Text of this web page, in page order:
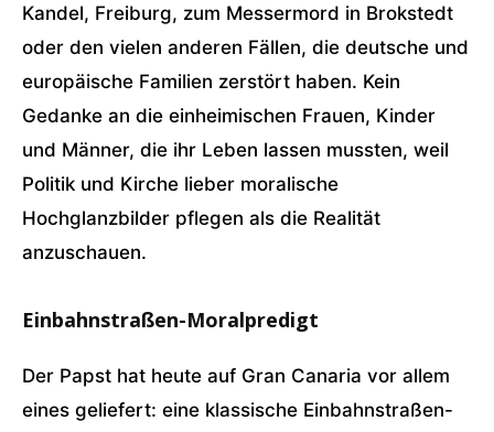
Kandel, Freiburg, zum Messermord in Brokstedt
oder den vielen anderen Fällen, die deutsche und
europäische Familien zerstört haben. Kein
Gedanke an die einheimischen Frauen, Kinder
und Männer, die ihr Leben lassen mussten, weil
Politik und Kirche lieber moralische
Hochglanzbilder pflegen als die Realität
anzuschauen.
Einbahnstraßen-Moralpredigt
Der Papst hat heute auf Gran Canaria vor allem
eines geliefert: eine klassische Einbahnstraßen-